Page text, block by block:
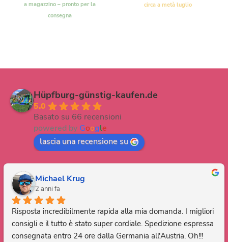
a magazzino – pronto per la
consegna
circa a metà luglio
Hüpfburg-günstig-kaufen.de
5.0
Basato su 66 recensioni
powered by Google
lascia una recensione su
Michael Krug
2 anni fa
Risposta incredibilmente rapida alla mia domanda. I migliori
consigli e il tutto è stato super cordiale. Spedizione espressa
consegnata entro 24 ore dalla Germania all'Austria. Oh!!!